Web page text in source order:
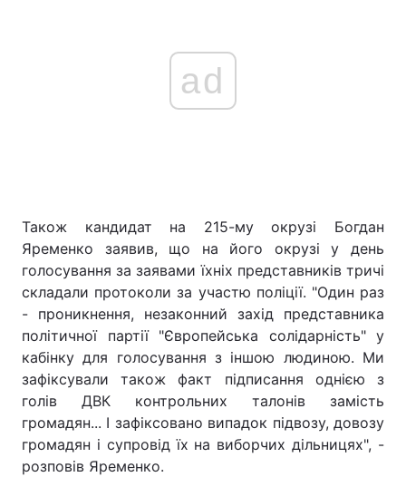
ad
Також кандидат на 215-му окрузі Богдан
Яременко заявив, що на його окрузі у день
голосування за заявами їхніх представників тричі
складали протоколи за участю поліції. "Один раз
- проникнення, незаконний захід представника
політичної партії "Європейська солідарність" у
кабінку для голосування з іншою людиною. Ми
зафіксували також факт підписання однією з
голів ДВК контрольних талонів замість
громадян... І зафіксовано випадок підвозу, довозу
громадян і супровід їх на виборчих дільницях", -
розповів Яременко.